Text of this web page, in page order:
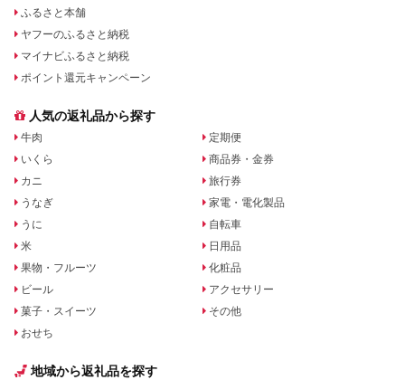
ふるさと本舗
ヤフーのふるさと納税
マイナビふるさと納税
ポイント還元キャンペーン
人気の返礼品から探す
牛肉
いくら
カニ
うなぎ
うに
米
果物・フルーツ
ビール
菓子・スイーツ
おせち
定期便
商品券・金券
旅行券
家電・電化製品
自転車
日用品
化粧品
アクセサリー
その他
地域から返礼品を探す